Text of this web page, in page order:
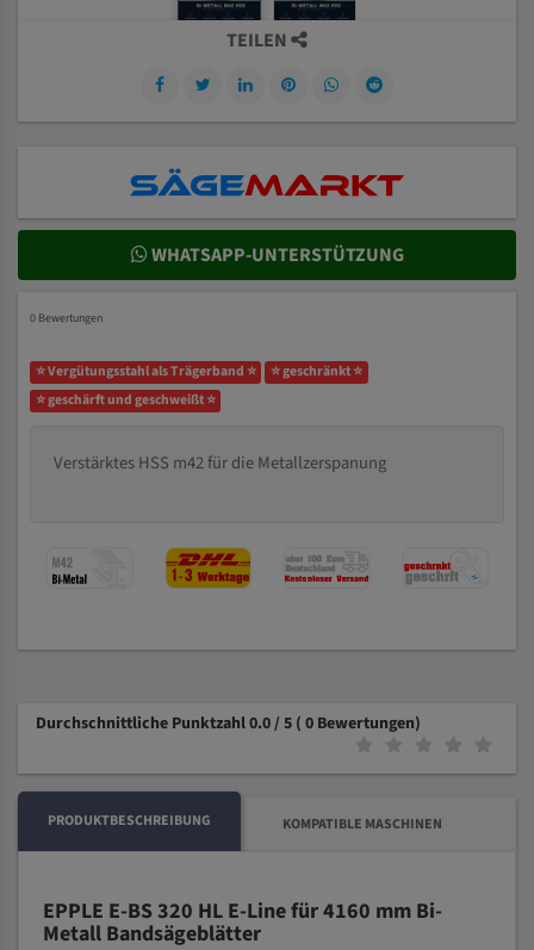
TEILEN
WHATSAPP-UNTERSTÜTZUNG
0 Bewertungen
⭐ Vergütungsstahl als Trägerband ⭐
⭐ geschränkt ⭐
⭐ geschärft und geschweißt ⭐
Verstärktes HSS m42 für die Metallzerspanung
Durchschnittliche Punktzahl 0.0 / 5 ( 0 Bewertungen)
PRODUKTBESCHREIBUNG KOMPATIBLE MASCHINEN
EPPLE E-BS 320 HL E-Line für 4160 mm Bi-
Metall Bandsägeblätter